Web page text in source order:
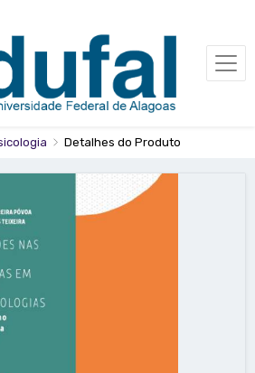
Detalhes do Produto